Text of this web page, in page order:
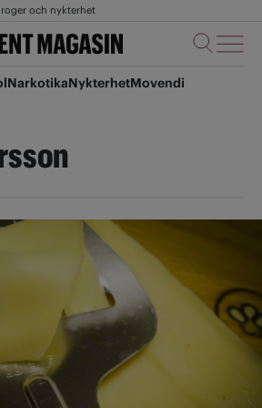
och nykterhet
NarkotikaNykterhetMovendi